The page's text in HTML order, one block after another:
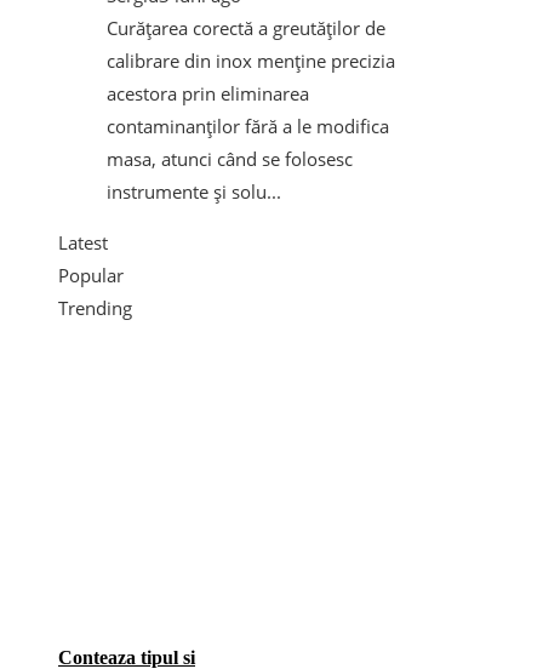
Curățarea corectă a greutăților de
calibrare din inox menține precizia
acestora prin eliminarea
contaminanților fără a le modifica
masa, atunci când se folosesc
instrumente și solu...
Latest
Popular
Trending
Conteaza tipul si